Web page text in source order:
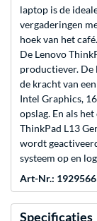
laptop is de
vergaderingen
hoek van het café.
De Lenovo
productiever. De
de kracht van
Intel Graphics,
opslag. En als
ThinkPad L13
wordt
systeem op en
Art-Nr.: 1929566
Specificaties